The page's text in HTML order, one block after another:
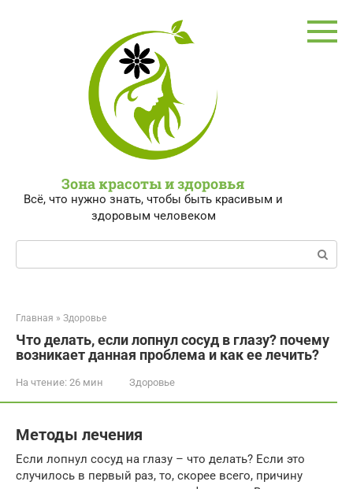
Зона красоты и здоровья
Всё, что нужно знать, чтобы быть красивым и
здоровым человеком
Поиск:
Главная » Здоровье
Что делать, если лопнул сосуд в глазу? почему
возникает данная проблема и как ее лечить?
На чтение: 26 мин Здоровье
Методы лечения
Если лопнул сосуд на глазу – что делать? Если это
случилось в первый раз, то, скорее всего, причину